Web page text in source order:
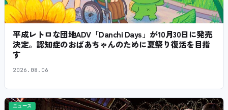
平成レトロな団地ADV「Danchi Days」が10月30日に発売
決定。認知症のおばあちゃんのために夏祭り復活を目指
す
2026.08.06
ニュース